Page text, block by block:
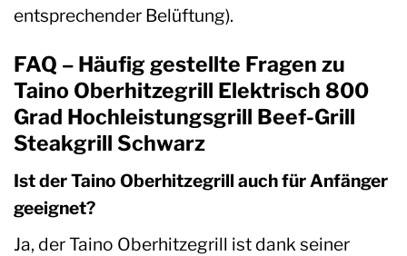
entsprechender Belüftung).
FAQ – Häufig gestellte Fragen zu
Taino Oberhitzegrill Elektrisch 800
Grad Hochleistungsgrill Beef-Grill
Steakgrill Schwarz
Ist der Taino Oberhitzegrill auch für Anfänger
geeignet?
Ja, der Taino Oberhitzegrill ist dank seiner